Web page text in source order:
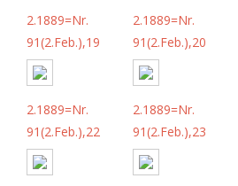
2.1889=Nr.
91(2.Feb.),19
2.1889=Nr.
91(2.Feb.),20
2.1889=Nr.
91(2.Feb.),22
2.1889=Nr.
91(2.Feb.),23